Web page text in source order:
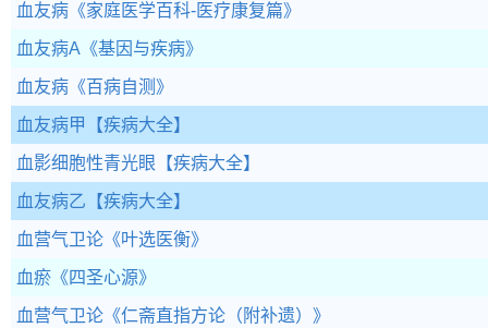
血友病 《家庭医学百科-医疗康复篇》
血友病A 《基因与疾病》
血友病 《百病自测》
血友病甲 【疾病大全】
血影细胞性青光眼 【疾病大全】
血友病乙 【疾病大全】
血营气卫论 《叶选医衡》
血瘀 《四圣心源》
血营气卫论 《仁斋直指方论（附补遗）》